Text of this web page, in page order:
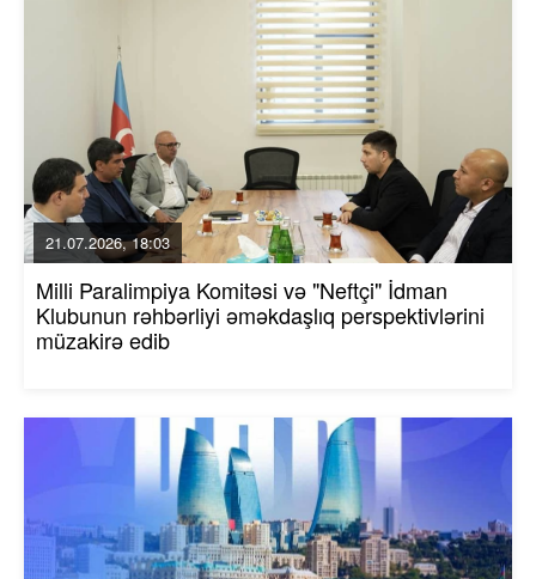
21.07.2026, 18:03
Milli Paralimpiya Komitəsi və "Neftçi" İdman
Klubunun rəhbərliyi əməkdaşlıq perspektivlərini
müzakirə edib